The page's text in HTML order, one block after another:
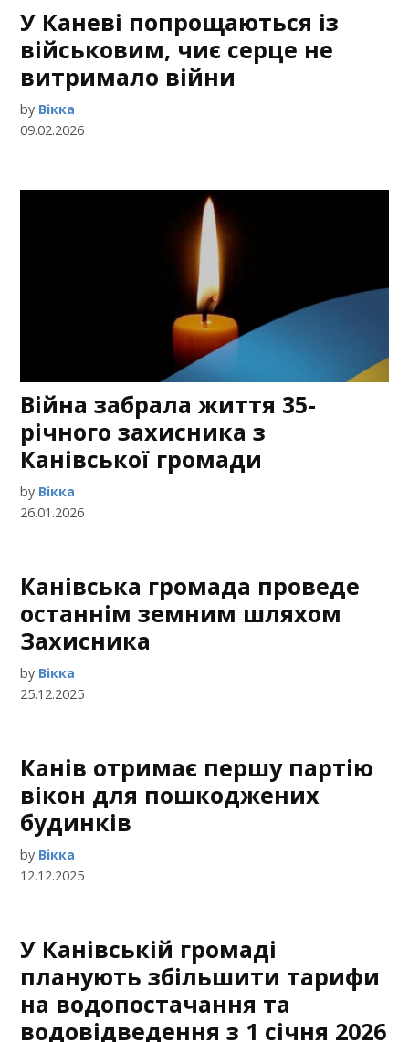
У Каневі попрощаються із
військовим, чиє серце не
витримало війни
by Вікка
09.02.2026
Війна забрала життя 35-
річного захисника з
Канівської громади
by Вікка
26.01.2026
Канівська громада проведе
останнім земним шляхом
Захисника
by Вікка
25.12.2025
Канів отримає першу партію
вікон для пошкоджених
будинків
by Вікка
12.12.2025
У Канівській громаді
планують збільшити тарифи
на водопостачання та
водовідведення з 1 січня 2026